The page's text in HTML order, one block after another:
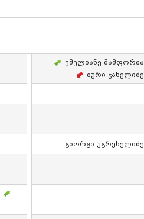
Ემელიანე Მამფორია
Იური Ჯანელიძე
Გიორგი Უგრეხელიძე